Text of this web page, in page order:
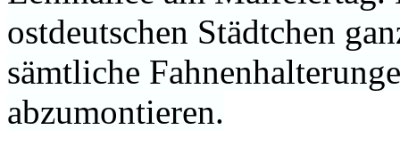
ostdeutschen Städtchen
sämtliche
abzumontieren.